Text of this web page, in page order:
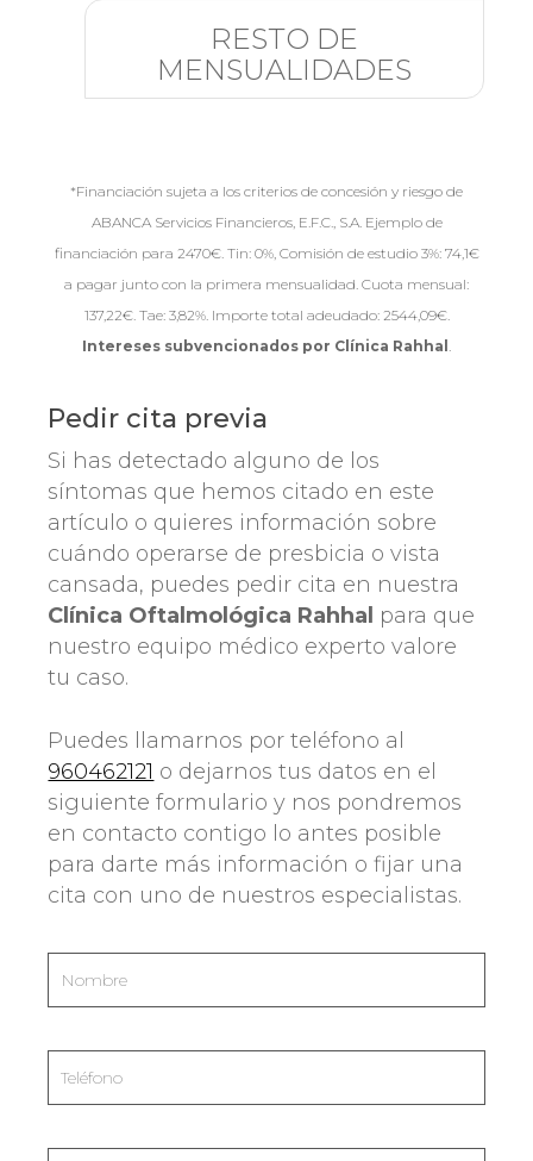
RESTO DE
MENSUALIDADES
*Financiación sujeta a los criterios de concesión y riesgo de
ABANCA Servicios Financieros, E.F.C., S.A. Ejemplo de
financiación para 2470€. Tin: 0%, Comisión de estudio 3%: 74,1€
a pagar junto con la primera mensualidad. Cuota mensual:
137,22€. Tae: 3,82%. Importe total adeudado: 2544,09€.
Intereses subvencionados por Clínica Rahhal
Pedir cita previa
Si has detectado alguno de los
síntomas que hemos citado en este
artículo o quieres información sobre
cuándo operarse de presbicia o vista
cansada, puedes pedir cita en nuestra
Clínica Oftalmológica Rahhal para que
nuestro equipo médico experto valore
tu caso.
Puedes llamarnos por teléfono al
960462121 o dejarnos tus datos en el
siguiente formulario y nos pondremos
en contacto contigo lo antes posible
para darte más información o fijar una
cita con uno de nuestros especialistas.